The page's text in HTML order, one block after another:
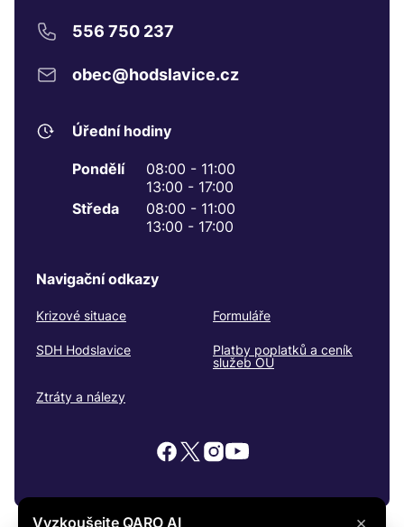
556 750 237
obec@hodslavice.cz
Úřední hodiny
Pondělí
08:00 - 11:00
13:00 - 17:00
Středa
08:00 - 11:00
13:00 - 17:00
Navigační odkazy
Krizové situace Formuláře
SDH Hodslavice
Platby poplatků a ceník
služeb OÚ
Ztráty a nálezy
×
Vyzkoušejte QARO AI